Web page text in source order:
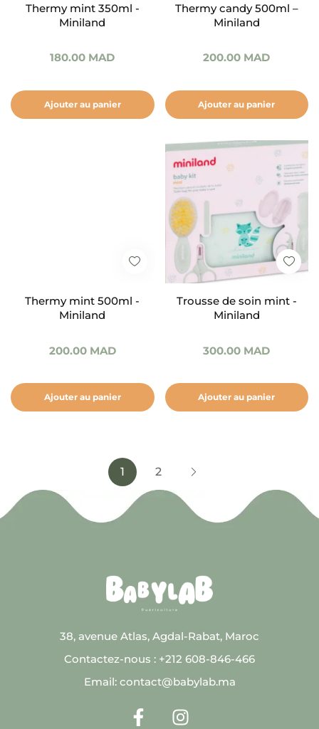
Thermy mint 350ml -
Miniland
180.00 MAD
Ajouter au panier
Thermy candy 500ml –
Miniland
200.00 MAD
Ajouter au panier
Thermy mint 500ml -
Miniland
200.00 MAD
Ajouter au panier
Trousse de soin mint -
Miniland
300.00 MAD
Ajouter au panier
1 2
38, avenue Atlas, Agdal-Rabat, Maroc
Contactez-nous : +212 608-846-466
Email: contact@babylab.ma